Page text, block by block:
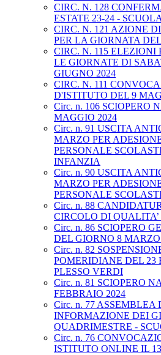
CIRC. N. 128
ESTATE 23-24 -
CIRC. N. 121 AZIONE
PER LA GIORNATA
CIRC. N. 115 ELEZIONI
LE GIORNATE DI
GIUGNO 2024
CIRC. N. 111
D'ISTITUTO DEL 9
Circ. n. 106 SCIOPERO
MAGGIO 2024
Circ. n. 91 USCITA
MARZO PER
PERSONALE
INFANZIA
Circ. n. 90 USCITA
MARZO PER
PERSONALE
Circ. n. 88
CIRCOLO DI
Circ. n. 86 SCIOPERO
DEL GIORNO 8
Circ. n. 82
POMERIDIANE DEL 23
PLESSO VERDI
Circ. n. 81 SCIOPERO
FEBBRAIO 2024
Circ. n. 77 ASSEMBLEA
INFORMAZIONE DEI
QUADRIMESTRE -
Circ. n. 76
ISTITUTO ONLINE IL